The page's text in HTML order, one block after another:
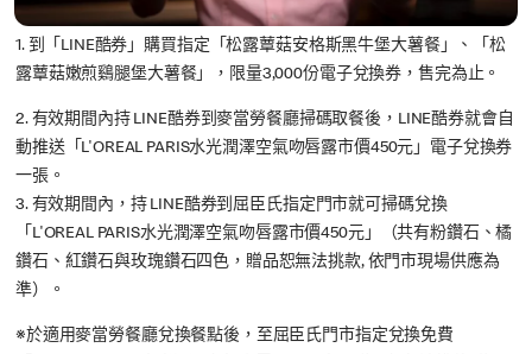
1. 到「LINE酷券」購買指定「松露蕈菇安格斯黑牛堡大薯餐」、「松
露蕈菇嫩煎鷄腿堡大薯餐」，限量3,000份電子兌換券，售完為止。
2. 有效期間內持 LINE酷券到麥當勞餐廳掃碼取餐後，LINE酷券就會自
動推送「L'OREAL PARIS水光潤澤空氣吻唇露市價450元」電子兌換券
一張。
3. 有效期間內，持 LINE酷券到屈臣氏指定門市就可掃碼兌換
「L'OREAL PARIS水光潤澤空氣吻唇露市價450元」（共有粉鑽石、橘
鑽石、紅鑽石與玫瑰鑽石四色，贈品恕無法挑款, 依門市現場供應為
準）。
※於適用麥當勞餐廳兌換餐點後，至屈臣氏門市指定兌換免費